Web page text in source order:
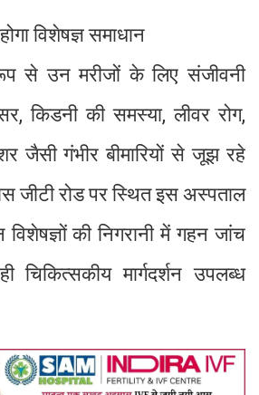
विशेषज्ञ समाधान
से उन मरीजों के लिए संजीवनी
किडनी की समस्या, लीवर रोग,
जैसी गंभीर बीमारियों से जूझ रहे
जीटी रोड पर स्थित इस अस्पताल
की निगरानी में गहन जांच
चिकित्सकीय मार्गदर्शन उपलब्ध